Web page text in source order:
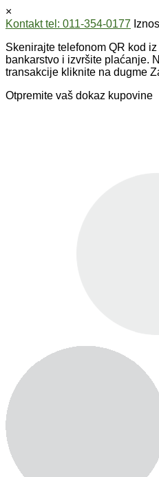
×
Kontakt tel: 011-354-0177
Skenirajte telefonom QR kod
bankarstvo i izvršite plaćanje.
transakcije kliknite na dugme
Otpremite vaš dokaz kupovine